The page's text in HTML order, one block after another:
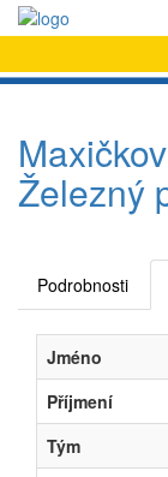
Železný
Podrobnosti
Jméno
Příjmení
Tým